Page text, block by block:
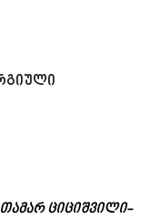
თამარ ციციშვილი-